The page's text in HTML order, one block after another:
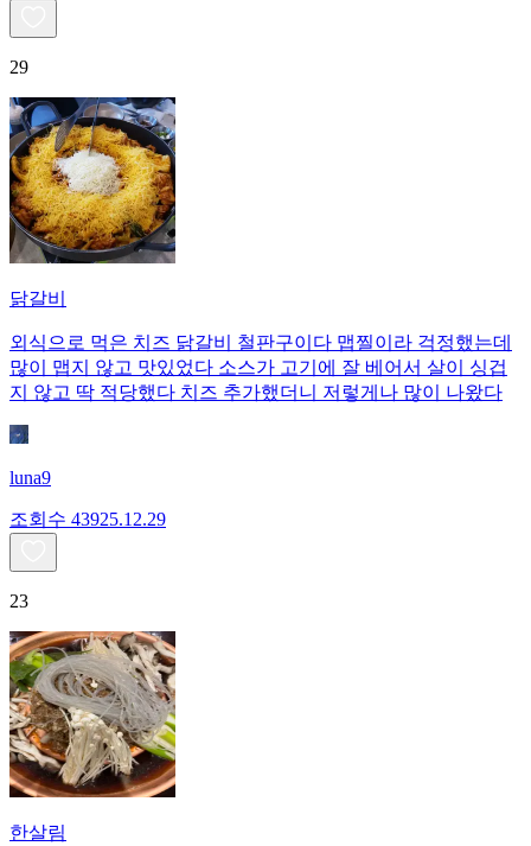
29
닭갈비
외식으로 먹은 치즈 닭갈비 철판구이다 맵찔이라 걱정했는데
많이 맵지 않고 맛있었다 소스가 고기에 잘 베어서 살이 싱겁
지 않고 딱 적당했다 치즈 추가했더니 저렇게나 많이 나왔다
luna9
조회수 43925.12.29
23
한살림